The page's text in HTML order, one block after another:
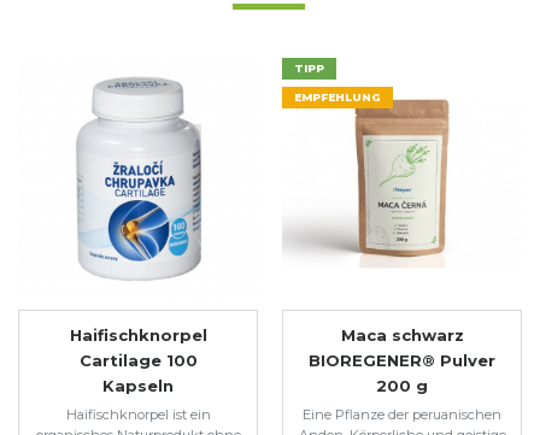
Haifischknorpel
Cartilage 100
Kapseln
Haifischknorpel ist ein
TIPP
EMPFEHLUNG
Maca schwarz
BIOREGENER® Pulver
200 g
Eine Pflanze der peruanischen